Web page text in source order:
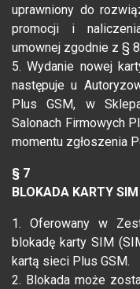
uprawniony do
promocji i
umownej zgodnie z §
5. Wydanie nowej
następuje u
Plus GSM, w
Salonach Firmowych
momentu zgłoszenia
§ 7
BLOKADA KARTY SIM
1. Oferowany w
blokadę karty SIM
kartą sieci Plus GSM.
2. Blokada może